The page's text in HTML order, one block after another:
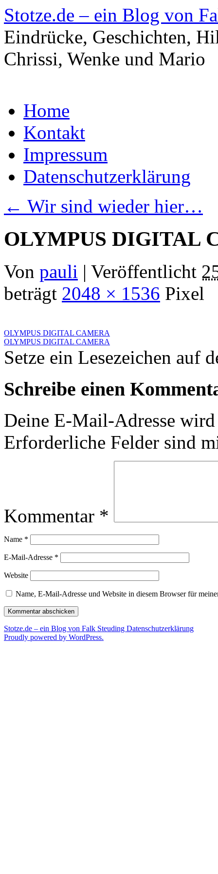
Stotze.de – ein Blog von
Eindrücke, Geschichten,
Chrissi, Wenke und Mario
Inhalt
springenHome
Kontakt
Impressum
Datenschutzerklärung
← Wir sind wieder hier…
OLYMPUS DIGITAL
Von pauli | Veröffentlicht
beträgt 2048 × 1536 Pixel
OLYMPUS DIGITAL CAMERA
OLYMPUS DIGITAL CAMERA
Setze ein Lesezeichen auf
Schreibe einen
Deine E-Mail-Adresse
Erforderliche Felder sind
Kommentar *
Name *
E-Mail-Adresse *
Website
Name, E-Mail-Adresse und Website in diesem Browser für
Stotze.de – ein Blog von Falk Steuding Datenschutzerklärung
Proudly powered by WordPress.